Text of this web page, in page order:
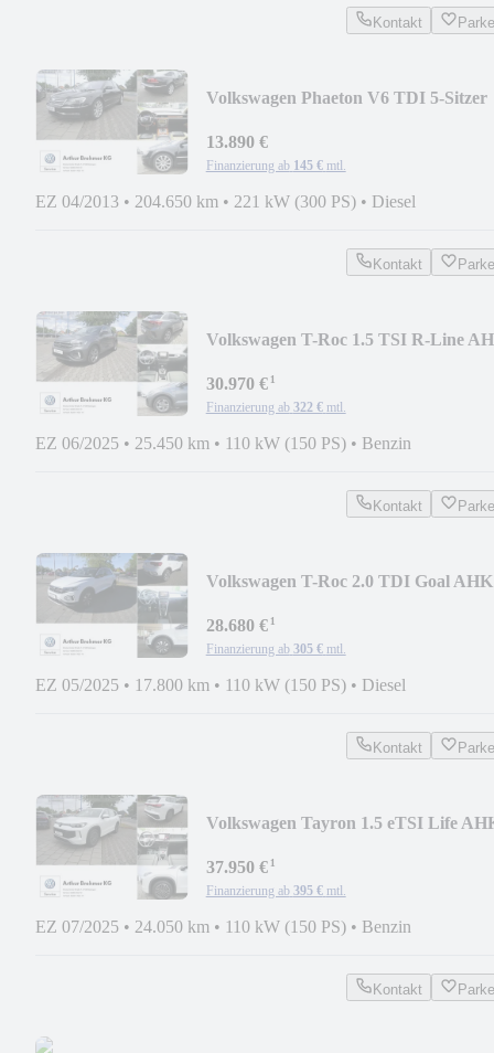
Kontakt
Volkswagen Phaeton V6 TDI 5-Sitzer
13.890 €
Finanzierung ab 145 € mtl.
EZ 04/2013 • 204.650 km • 221 kW (300 PS) • Diesel
Kontakt
Volkswagen T-Roc 1.5 TSI R-Line
30.970 €¹
Finanzierung ab 322 € mtl.
EZ 06/2025 • 25.450 km • 110 kW (150 PS) • Benzin
Kontakt
Volkswagen T-Roc 2.0 TDI Goal AHK
28.680 €¹
Finanzierung ab 305 € mtl.
EZ 05/2025 • 17.800 km • 110 kW (150 PS) • Diesel
Kontakt
Volkswagen Tayron 1.5 eTSI Life
37.950 €¹
Finanzierung ab 395 € mtl.
EZ 07/2025 • 24.050 km • 110 kW (150 PS) • Benzin
Kontakt